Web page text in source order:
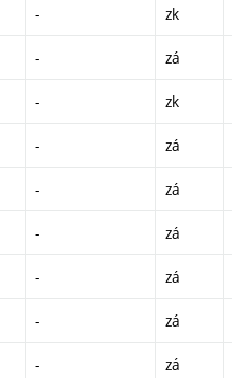
- zk
- zá
- zk
- zá
- zá
- zá
- zá
- zá
- zá